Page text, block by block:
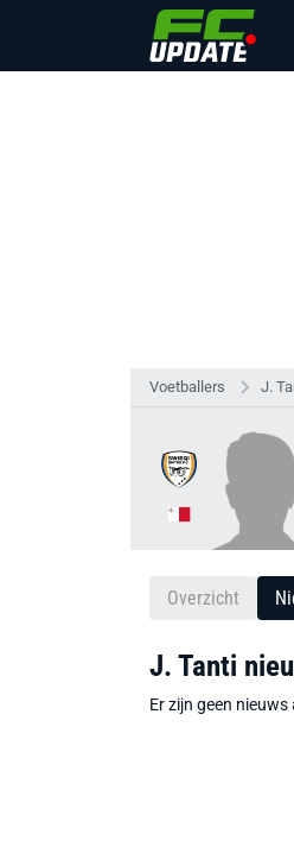
Voetballers J.
Overzicht
J. Tanti
Er zijn geen